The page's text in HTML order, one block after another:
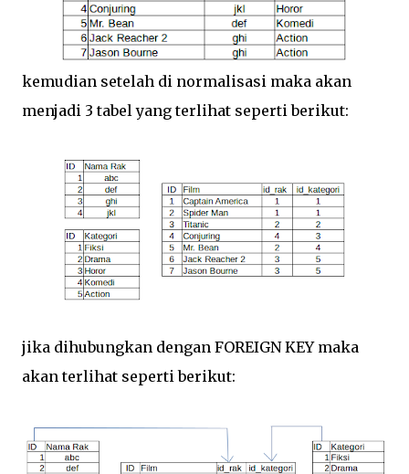
kemudian setelah di normalisasi maka akan
menjadi 3 tabel yang terlihat seperti berikut:
jika dihubungkan dengan FOREIGN KEY maka
akan terlihat seperti berikut: